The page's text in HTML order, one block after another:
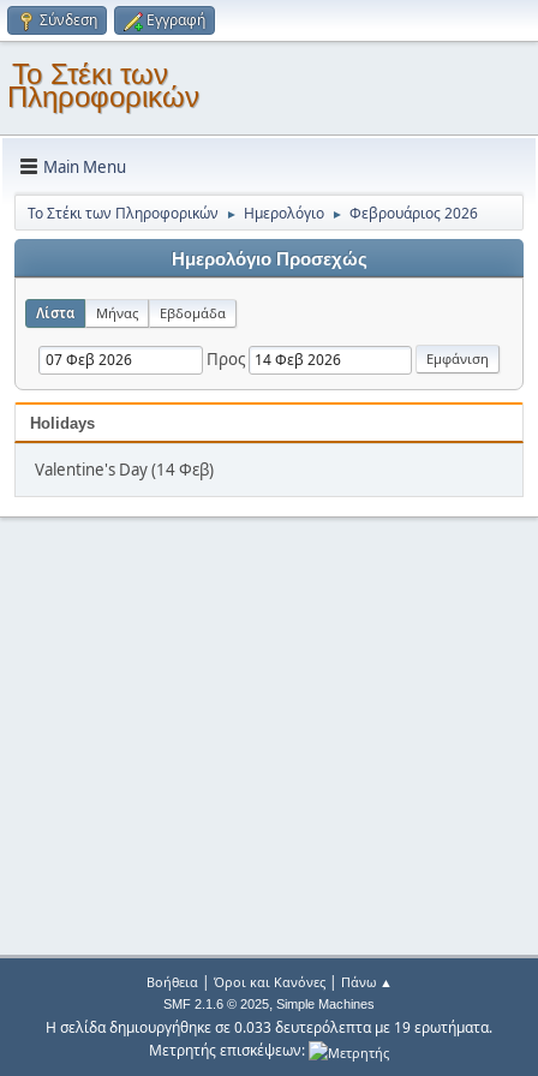
Σύνδεση Εγγραφή
Το Στέκι των
Πληροφορικών
Main Menu
Το Στέκι των Πληροφορικών ► Ημερολόγιο ► Φεβρουάριος 2026
Ημερολόγιο Προσεχώς
Λίστα Μήνας Εβδομάδα
Προς
Holidays
Valentine's Day (14 Φεβ)
Βοήθεια| Όροι και Κανόνες| Πάνω ▲
SMF 2.1.6 © 2025, Simple Machines
Η σελίδα δημιουργήθηκε σε 0.033 δευτερόλεπτα με 19 ερωτήματα.
Μετρητής επισκέψεων: